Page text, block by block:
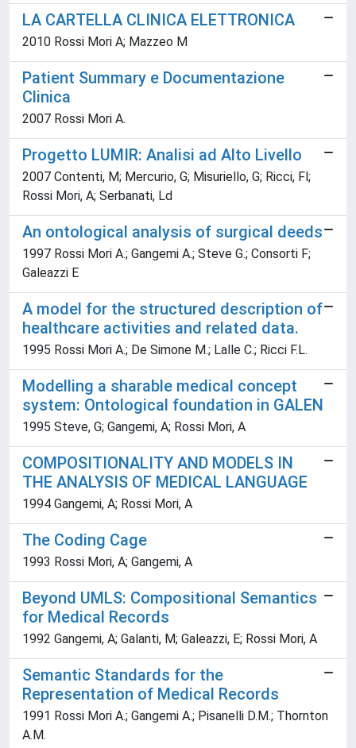
LA CARTELLA CLINICA ELETTRONICA
2010 Rossi Mori A; Mazzeo M
Patient Summary e Documentazione
Clinica
2007 Rossi Mori A.
Progetto LUMIR: Analisi ad Alto Livello
2007 Contenti, M; Mercurio, G; Misuriello, G; Ricci, Fl;
Rossi Mori, A; Serbanati, Ld
An ontological analysis of surgical deeds
1997 Rossi Mori A.; Gangemi A.; Steve G.; Consorti F;
Galeazzi E
A model for the structured description of
healthcare activities and related data.
1995 Rossi Mori A.; De Simone M.; Lalle C.; Ricci F.L.
Modelling a sharable medical concept
system: Ontological foundation in GALEN
1995 Steve, G; Gangemi, A; Rossi Mori, A
COMPOSITIONALITY AND MODELS IN
THE ANALYSIS OF MEDICAL LANGUAGE
1994 Gangemi, A; Rossi Mori, A
The Coding Cage
1993 Rossi Mori, A; Gangemi, A
Beyond UMLS: Compositional Semantics
for Medical Records
1992 Gangemi, A; Galanti, M; Galeazzi, E; Rossi Mori, A
Semantic Standards for the
Representation of Medical Records
1991 Rossi Mori A.; Gangemi A.; Pisanelli D.M.; Thornton
A.M.